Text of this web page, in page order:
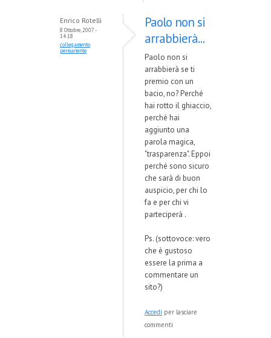
Enrico Rotelli
8 Ottobre, 2007 -
14:18
collegamento
permanente
Paolo non si
arrabbierà...
Paolo non si
arrabbierà se ti
premio con un
bacio, no? Perché
hai rotto il ghiaccio,
perché hai
aggiunto una
parola magica,
"trasparenza". Eppoi
perché sono sicuro
che sarà di buon
auspicio, per chi lo
fa e per chi vi
parteciperà .
Ps. (sottovoce: vero
che è gustoso
essere la prima a
commentare un
sito?)
Accedi per lasciare
commenti